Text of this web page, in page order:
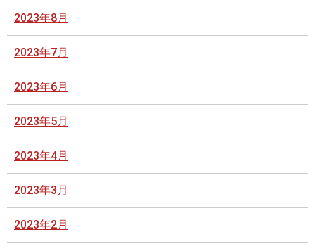
2023年8月
2023年7月
2023年6月
2023年5月
2023年4月
2023年3月
2023年2月